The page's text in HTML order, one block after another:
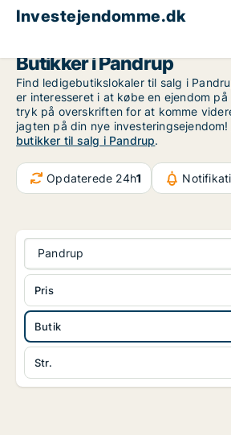
Investejendomme.dk
Butikker i Pandrup
Find ledigebutikslokaler til salg i
er interesseret i at købe en ejendom på
tryk på overskriften for at komme
jagten på din nye investeringsejendom!
butikker til salg i Pandrup.
Opdaterede 24h1
Pandrup
Butik
Str.
Pris